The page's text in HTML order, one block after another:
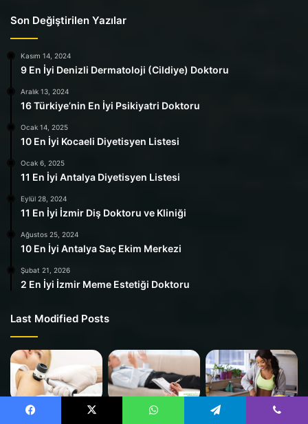
Son Değiştirilen Yazılar
Kasım 14, 2024
9 En İyi Denizli Dermatoloji (Cildiye) Doktoru
Aralık 13, 2024
16 Türkiye’nin En İyi Psikiyatri Doktoru
Ocak 14, 2025
10 En İyi Kocaeli Diyetisyen Listesi
Ocak 6, 2025
11 En İyi Antalya Diyetisyen Listesi
Eylül 28, 2024
11 En İyi İzmir Diş Doktoru ve Kliniği
Ağustos 25, 2024
10 En İyi Antalya Saç Ekim Merkezi
Şubat 21, 2026
2 En İyi İzmir Meme Estetiği Doktoru
Last Modified Posts